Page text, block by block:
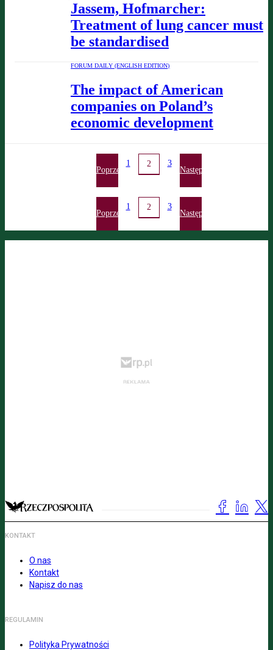
Jassem, Hofmarcher:
Treatment of lung cancer must
be standardised
FORUM DAILY (ENGLISH EDITION)
The impact of American
companies on Poland’s
economic development
Poprzednia
1 2 3
Następna
Poprzednia
1 2 3
Następna
KONTAKT
O nas
Kontakt
Napisz do nas
REGULAMIN
Polityka Prywatności